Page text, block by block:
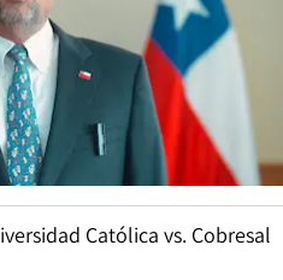
Católica vs. Cobresal